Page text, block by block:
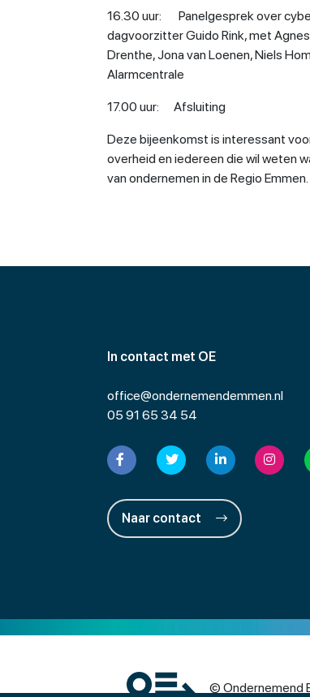
16.30 uur: Panelgesprek over
dagvoorzitter Guido Rink, met
Drenthe, Jona van Loenen, Niels
Alarmcentrale
17.00 uur: Afsluiting
Deze bijeenkomst is interessant
overheid en iedereen die wil weten
van ondernemen in de Regio Emmen.
In contact met OE
office@ondernemendemmen.nl
05 91 65 34 54
Naar contact
© Ondernemend